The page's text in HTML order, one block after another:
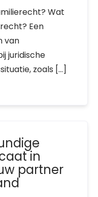
Wat
Een
van
juridische
zoals […]
in
partner